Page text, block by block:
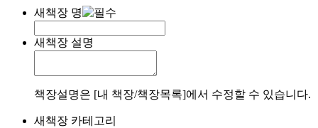
새책장 명
새책장 설명
책장설명은 [내 책장/책장목록]에서 수정할 수 있습니다.
새책장 카테고리